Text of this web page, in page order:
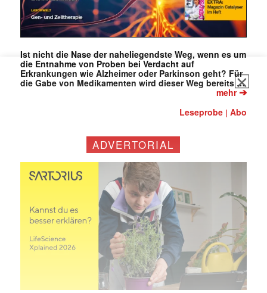
Ist nicht die Nase der naheliegendste Weg, wenn es um
die Entnahme von Proben bei Verdacht auf
Erkrankungen wie Alzheimer oder Parkinson geht? Für
die Gabe von Medikamenten wird dieser Weg bereits …
mehr➔
Leseprobe |Abo
ADVERTORIAL